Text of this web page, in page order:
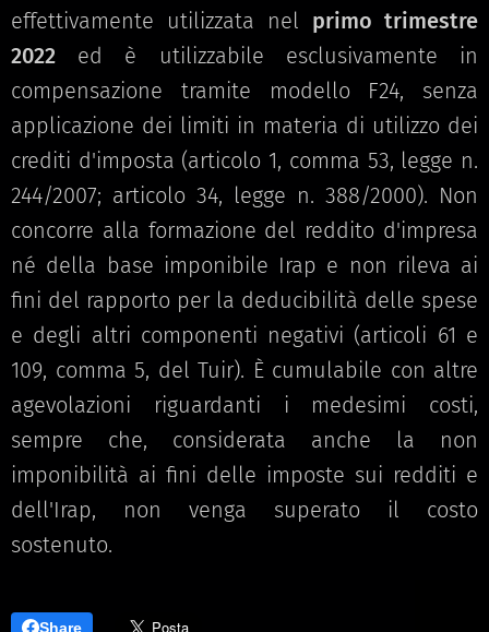
effettivamente utilizzata nel primo trimestre
2022 ed è utilizzabile esclusivamente in
compensazione tramite modello F24, senza
applicazione dei limiti in materia di utilizzo dei
crediti d'imposta (articolo 1, comma 53, legge n.
244/2007; articolo 34, legge n. 388/2000). Non
concorre alla formazione del reddito d'impresa
né della base imponibile Irap e non rileva ai
fini del rapporto per la deducibilità delle spese
e degli altri componenti negativi (articoli 61 e
109, comma 5, del Tuir). È cumulabile con altre
agevolazioni riguardanti i medesimi costi,
sempre che, considerata anche la non
imponibilità ai fini delle imposte sui redditi e
dell'Irap, non venga superato il costo
sostenuto.
Share